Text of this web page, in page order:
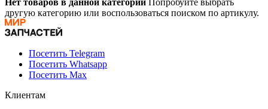
другую категорию или воспользоваться поиском по артикулу.
Посетить Telegram
Посетить Whatsapp
Посетить Max
Клиентам